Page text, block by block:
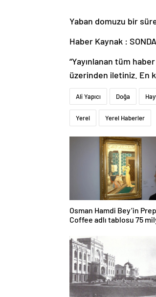
Yaban domuzu bir
Haber Kaynak :
“Yayınlanan tüm
üzerinden iletiniz. En
Ali Yapıcı Doğa
Yerel Yerel Haberler
Osman Hamdi Bey’in
Coffee adlı tablosu 75